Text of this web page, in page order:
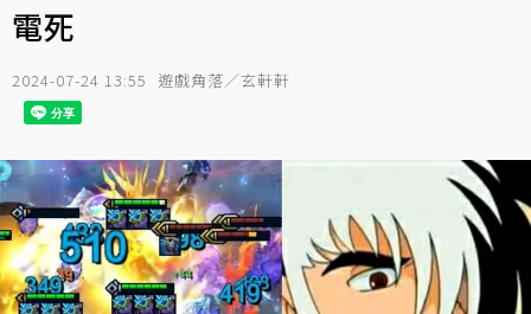
電死
2024-07-24 13:55 遊戲角落／玄軒軒